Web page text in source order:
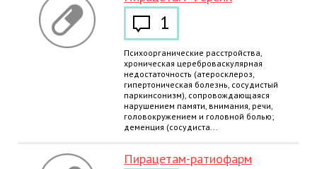
1
Психоорганические расстройства,
хроническая цереброваскулярная
недостаточность (атеросклероз,
гипертоническая болезнь, сосудистый
паркинсонизм), сопровождающаяся
нарушением памяти, внимания, речи,
головокружением и головной болью;
деменция (сосудиста...
Пирацетам-ратиофарм